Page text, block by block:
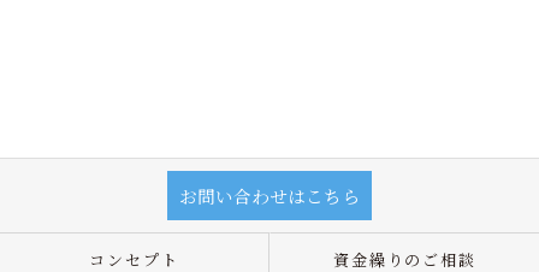
お問い合わせはこちら
コンセプト 資金繰りのご相談